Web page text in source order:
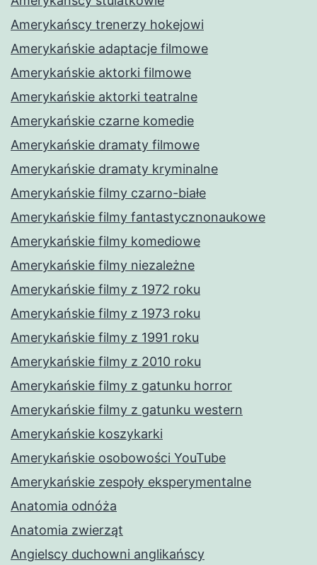
Amerykańscy trenerzy hokejowi
Amerykańskie adaptacje filmowe
Amerykańskie aktorki filmowe
Amerykańskie aktorki teatralne
Amerykańskie czarne komedie
Amerykańskie dramaty filmowe
Amerykańskie dramaty kryminalne
Amerykańskie filmy czarno-białe
Amerykańskie filmy fantastycznonaukowe
Amerykańskie filmy komediowe
Amerykańskie filmy niezależne
Amerykańskie filmy z 1972 roku
Amerykańskie filmy z 1973 roku
Amerykańskie filmy z 1991 roku
Amerykańskie filmy z 2010 roku
Amerykańskie filmy z gatunku horror
Amerykańskie filmy z gatunku western
Amerykańskie koszykarki
Amerykańskie osobowości YouTube
Amerykańskie zespoły eksperymentalne
Anatomia odnóża
Anatomia zwierząt
Angielscy duchowni anglikańscy